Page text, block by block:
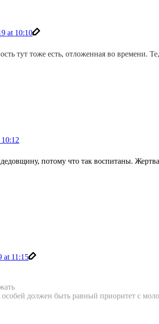
at 10:10
тут тоже есть, отложенная во времени.
дедовщину, потому что так воспитаны.
at 11:15
должен быть равный приоритет с